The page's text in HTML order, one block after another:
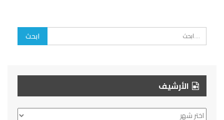
الأرشيف
الأرشيف